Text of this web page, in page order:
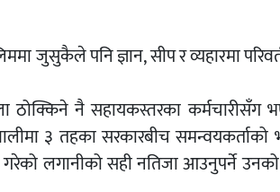
जुसुकैले पनि ज्ञान, सीप र व्यहारमा
ठोक्किने नै सहायकस्तरका कर्मचारीसँग
३ तहका सरकारबीच समन्वयकर्ताको
लगानीको सही नतिजा आउनुपर्ने